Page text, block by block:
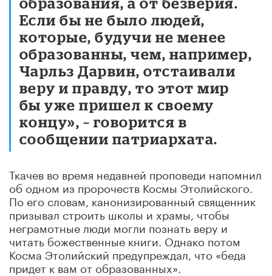
Если бы не было людей,
которые, будучи не менее
образованны, чем, например,
Чарльз Дарвин, отстаивали
веру и правду, то этот мир
бы уже пришел к своему
концу», – говорится в
сообщении патриархата.
Ткачев во время недавней проповеди напомнил
об одном из пророчеств Космы Этолийского.
По его словам, канонизированный священник
призывал строить школы и храмы, чтобы
неграмотные люди могли познать веру и
читать божественные книги. Однако потом
Косма Этолийский предупреждал, что «беда
придет к вам от образованных».